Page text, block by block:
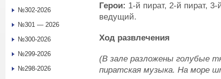
Герои: 1-й пират, 2-й пират, 3-
ведущий.
Ход развлечения
(В зале разложены голубые
пиратская музыка. На море
№302-2026
№301 — 2026
№300-2026
№299-2026
№298-2026